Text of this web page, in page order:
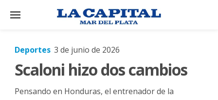
×
El
Deportes 3 de junio de 2026
Scaloni hizo dos cambios
Pensando en Honduras, el entrenador de la